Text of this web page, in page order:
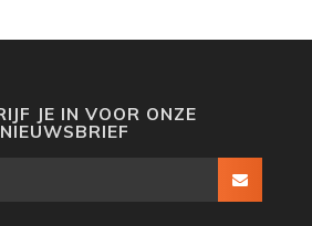
JE IN VOOR ONZE
NIEUWSBRIEF